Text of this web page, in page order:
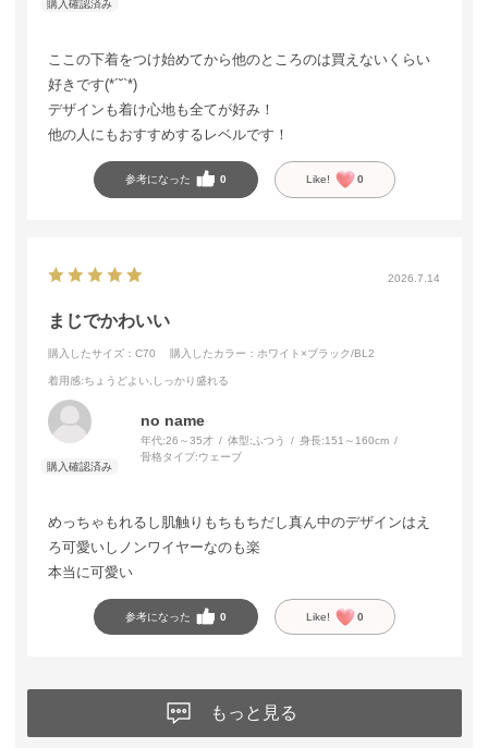
ここの下着をつけ始めてから他のところのは買えないくらい
好きです(*´˘`*)
デザインも着け心地も全てが好み！
他の人にもおすすめするレベルです！
参考になった 0 Like! 0
2026.7.14
まじでかわいい
購入したサイズ：C70 購入したカラー：ホワイト×ブラック/BL2
着用感:ちょうどよい,しっかり盛れる
no name
年代:26～35才 体型: ふつう 身長:151～160cm
骨格タイプ:ウェーブ
めっちゃもれるし肌触りもちもちだし真ん中のデザインはえ
ろ可愛いしノンワイヤーなのも楽
本当に可愛い
参考になった 0 Like! 0
もっと見る